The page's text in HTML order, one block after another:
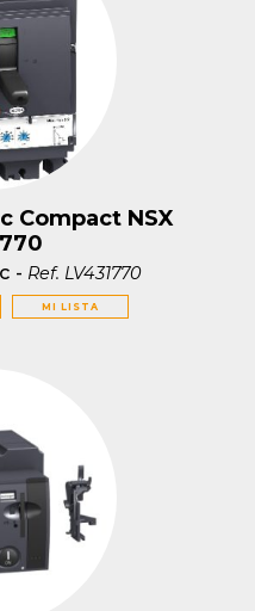
Compact NSX
- Ref. LV431770
MI LISTA